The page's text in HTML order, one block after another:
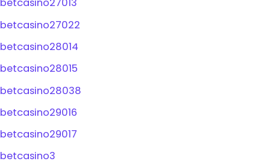
betcasino27013
betcasino27022
betcasino28014
betcasino28015
betcasino28038
betcasino29016
betcasino29017
betcasino3